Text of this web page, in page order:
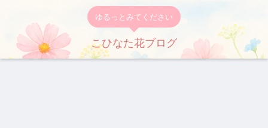
ゆるっとみてください
こひなた花ブログ